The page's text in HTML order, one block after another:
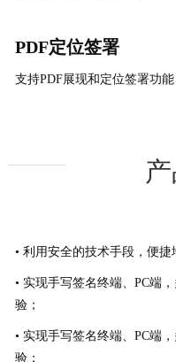
PDF定位签署
支持PDF展现和定位签署功
• 利用安全的技术手段，便捷
• 实现手写签名终端、PC端
验；
• 实现手写签名终端、PC端
验；